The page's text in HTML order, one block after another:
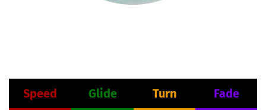
Speed Glide Turn Fade